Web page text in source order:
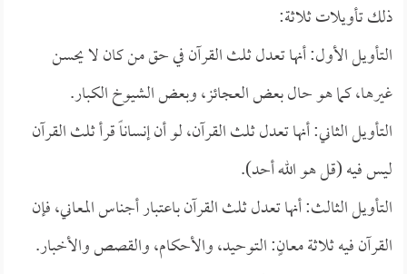
ذلك تأويلات ثلاثة:
التأويل الأول: أنها تعدل ثلث القرآن في حق من كان لا يحسن
غيرها، كما هو حال بعض العجائز، وبعض الشيوخ الكبار.
التأويل الثاني: أنها تعدل ثلث القرآن، لو أن إنساناً قرأ ثلث القرآن
ليس فيه (قل هو الله أحد).
التأويل الثالث: أنها تعدل ثلث القرآن باعتبار أجناس المعاني، فإن
القرآن فيه ثلاثة معانٍ: التوحيد، والأحكام، والقصص والأخبار.